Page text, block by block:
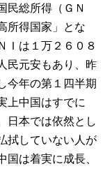
民総所得（ＧＮ
所得国家」とな
Ｉは１万２６０８
民元安もあり、昨
今年の第１四半期
上中国はすでに
日本では依然とし
拭していない人が
は着実に成長、